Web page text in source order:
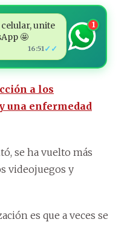
unite
🤩
16:51 ✓✓
1
a los
una enfermedad
se ha vuelto más
videojuegos y
es que a veces se